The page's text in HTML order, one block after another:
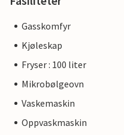
Gasskomfyr
Kjøleskap
Fryser : 100 liter
Mikrobølgeovn
Vaskemaskin
Oppvaskmaskin